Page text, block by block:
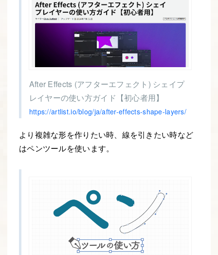
After Effects (アフターエフェクト) シェイプ
レイヤーの使い方ガイド【初心者用】
https://artlist.io/blog/ja/after-effects-shape-layers/
より複雑な形を作りたい時、線を引きたい時など
はペンツールを使います。